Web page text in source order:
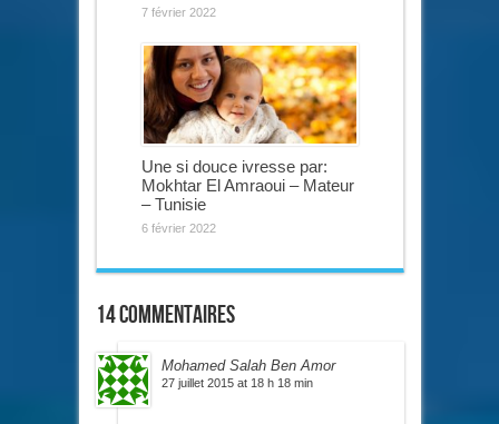
7 février 2022
Une si douce ivresse par:
Mokhtar El Amraoui – Mateur
– Tunisie
6 février 2022
14 commentaires
Mohamed Salah Ben Amor
27 juillet 2015 at 18 h 18 min